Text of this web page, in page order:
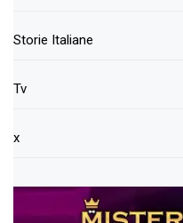
Storie Italiane
Tv
x